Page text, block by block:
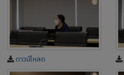
ดาวน์โหลด